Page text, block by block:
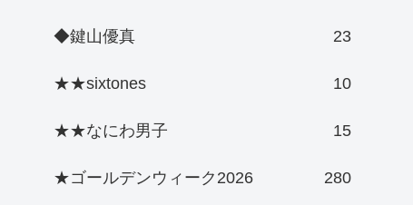
◆鍵山優真 23
★★sixtones 10
★★なにわ男子 15
★ゴールデンウィーク2026 280